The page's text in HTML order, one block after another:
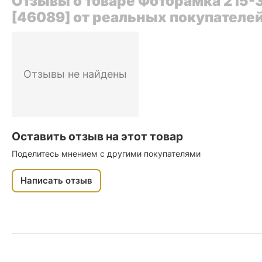
[46089] от реальных
Отзывы не найдены
Оставить отзыв на этот товар
Поделитесь мнением с другими покупателями
Написать отзыв